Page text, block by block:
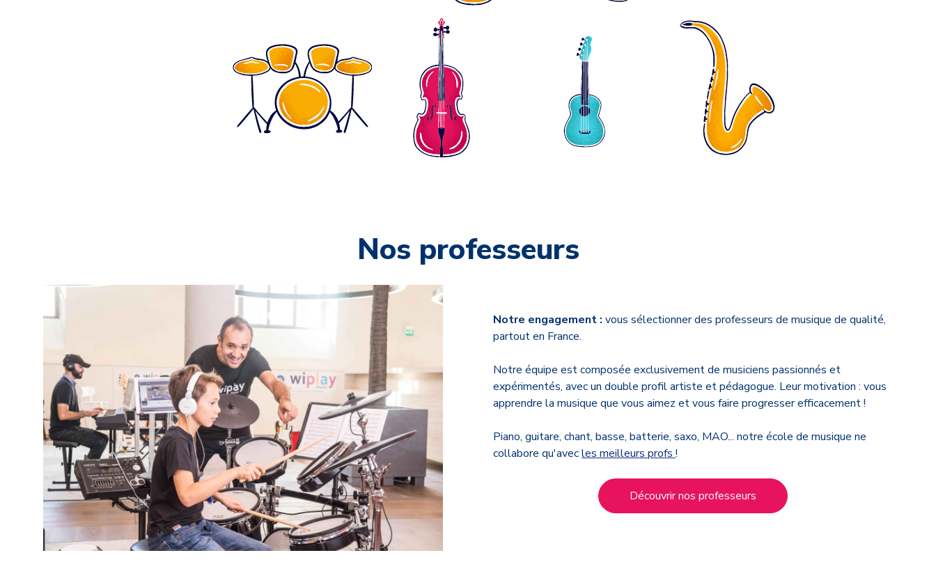
Nos professeurs
Notre engagement : vous sélectionner des professeurs de musique de qualité,
partout en France.
Notre équipe est composée exclusivement de musiciens passionnés et
expérimentés, avec un double profil artiste et pédagogue. Leur motivation : vous
apprendre la musique que vous aimez et vous faire progresser efficacement !
Piano, guitare, chant, basse, batterie, saxo, MAO... notre école de musique ne
collabore qu'avecles meilleurs profs!
Découvrir nos professeurs